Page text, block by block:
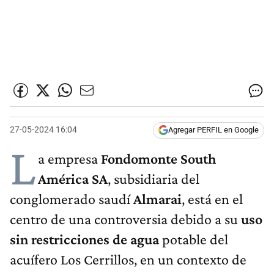
27-05-2024 16:04 Agregar PERFIL en Google
La empresa Fondomonte South
América SA, subsidiaria del
conglomerado saudíAlmarai, está en el
centro de una controversia debido a su uso
sin restricciones de aguapotable del
acuífero Los Cerrillos, en un contexto de